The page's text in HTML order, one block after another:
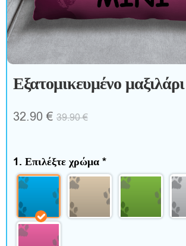
ξ
ε
σ
ο
υ
ρ
Σ
Εξατομικευμένο
32.90 € 39.90€
1. Επιλέξτε χρώμα *